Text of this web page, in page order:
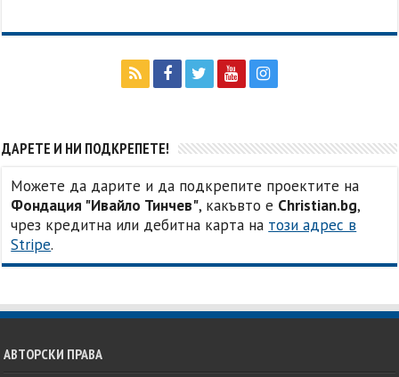
ДАРЕТЕ И НИ ПОДКРЕПЕТЕ!
Можете да дарите и да подкрепите проектите на
Фондация "Ивайло Тинчев", какъвто е Christian.bg,
чрез кредитна или дебитна карта на този адрес в
Stripe.
АВТОРСКИ ПРАВА